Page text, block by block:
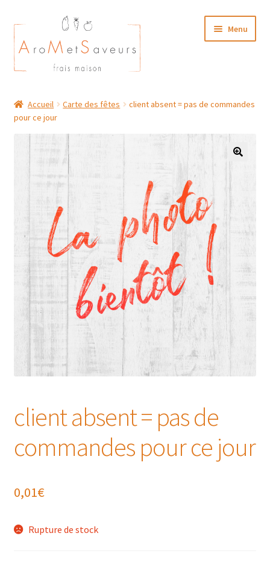
Aller
à
la
navigation
Aller
au
contenu
Menu
Plat du Jour/ Menu Week end
NOS BOUTIQUES
MON COMPTE
Accueil Carte des fêtes
client absent = pas de commandes
pour ce jour
client absent = pas de
commandes pour ce jour
0,01€
Rupture de stock